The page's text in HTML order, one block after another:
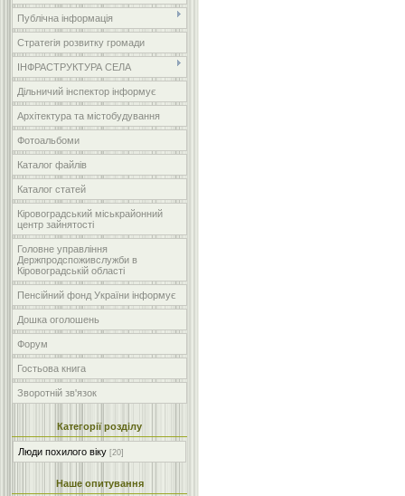
Публічна інформація
Стратегія розвитку громади
ІНФРАСТРУКТУРА СЕЛА
Дільничий інспектор інформує
Архітектура та містобудування
Фотоальбоми
Каталог файлів
Каталог статей
Кіровоградський міськрайонний
центр зайнятості
Головне управління
Держпродспоживслужби в
Кіровоградській області
Пенсійний фонд України інформує
Дошка оголошень
Форум
Гостьова книга
Зворотній зв'язок
Категорії розділу
Люди похилого віку [20]
Наше опитування